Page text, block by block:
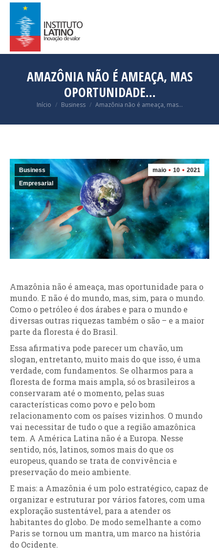
AMAZÔNIA NÃO É AMEAÇA, MAS
OPORTUNIDADE…
Você está aqui:
Início Business Amazônia não é ameaça, mas…
maio 10 2021
Business
Empresarial
Amazônia não é ameaça, mas oportunidade para o
mundo. E não é do mundo, mas, sim, para o mundo.
Como o petróleo é dos árabes e para o mundo e
diversas outras riquezas também o são – e a maior
parte da floresta é do Brasil.
Essa afirmativa pode parecer um chavão, um
slogan, entretanto, muito mais do que isso, é uma
verdade, com fundamentos. Se olharmos para a
floresta de forma mais ampla, só os brasileiros a
conservaram até o momento, pelas suas
características como povo e pelo bom
relacionamento com os países vizinhos. O mundo
vai necessitar de tudo o que a região amazônica
tem. A América Latina não é a Europa. Nesse
sentido, nós, latinos, somos mais do que os
europeus, quando se trata de convivência e
preservação do meio ambiente.
E mais: a Amazônia é um polo estratégico, capaz de
organizar e estruturar por vários fatores, com uma
exploração sustentável, para a atender os
habitantes do globo. De modo semelhante a como
Paris se tornou um mantra, um marco na história
do Ocidente.